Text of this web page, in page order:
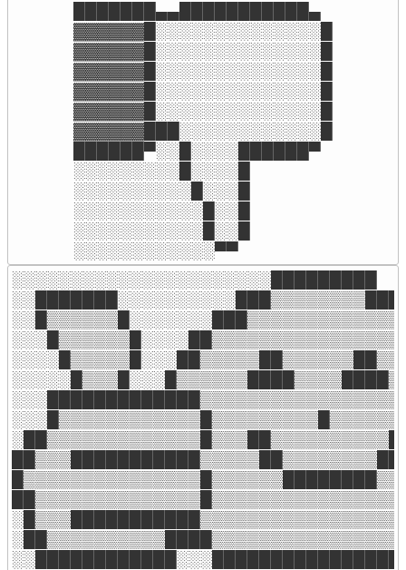
███████▄▄███████████▄
▓▓▓▓▓▓█░░░░░░░░░░░░░░█
▓▓▓▓▓▓█░░░░░░░░░░░░░░█
▓▓▓▓▓▓█░░░░░░░░░░░░░░█
▓▓▓▓▓▓█░░░░░░░░░░░░░░█
▓▓▓▓▓▓█░░░░░░░░░░░░░░█
▓▓▓▓▓▓███░░░░░░░░░░░░█
██████▀░░█░░░░██████▀
░░░░░░░░░█░░░░█
░░░░░░░░░░█░░░█
░░░░░░░░░░░█░░█
░░░░░░░░░░░█░░█
░░░░░░░░░░░░▀▀
░░░░░░░░░░░░░░░░░░░░░░█████████
░░███████░░░░░░░░░░███▒▒▒▒▒▒▒▒███